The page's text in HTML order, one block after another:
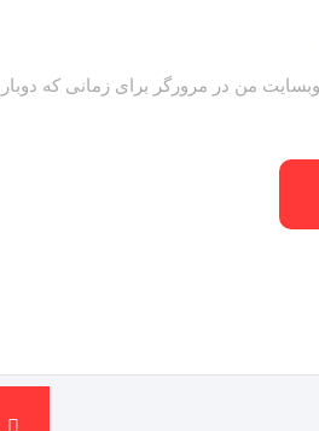
من در مرورگر برای زمانی که دوباره